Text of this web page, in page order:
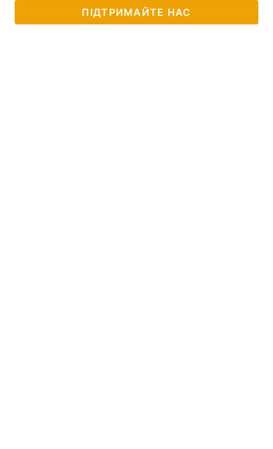
ПІДТРИМАЙТЕ НАС